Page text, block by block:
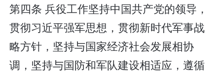
第四条 兵役工作坚持中国共产党的领导，
贯彻习近平强军思想，贯彻新时代军事战
略方针，坚持与国家经济社会发展相协
调，坚持与国防和军队建设相适应，遵循